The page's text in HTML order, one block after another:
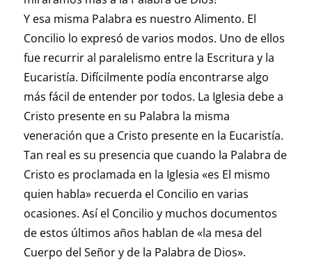
Y esa misma Palabra es nuestro Alimento. El
Concilio lo expresó de varios modos. Uno de ellos
fue recurrir al paralelismo entre la Escritura y la
Eucaristía. Difícilmente podía encontrarse algo
más fácil de entender por todos. La Iglesia debe a
Cristo presente en su Palabra la misma
veneración que a Cristo presente en la Eucaristía.
Tan real es su presencia que cuando la Palabra de
Cristo es proclamada en la Iglesia «es El mismo
quien habla» recuerda el Concilio en varias
ocasiones. Así el Concilio y muchos documentos
de estos últimos años hablan de «la mesa del
Cuerpo del Señor y de la Palabra de Dios».